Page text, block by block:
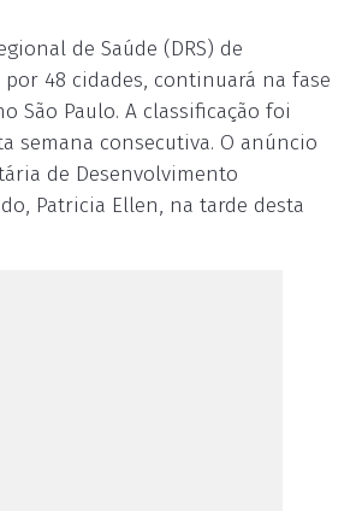
de Saúde (DRS) de
48 cidades, continuará na fase
São Paulo. A classificação foi
semana consecutiva. O anúncio
de Desenvolvimento
Patricia Ellen, na tarde desta